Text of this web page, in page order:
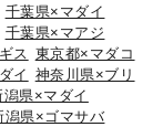
千葉県×マダイ
千葉県×マアジ
ス 東京都×マダコ
イ 神奈川県×ブリ
潟県×マダイ
潟県×ゴマサバ